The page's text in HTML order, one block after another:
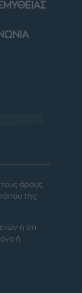
όρους
της
ή ότι
ή